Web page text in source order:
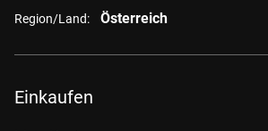
Region/Land: Österreich
Einkaufen